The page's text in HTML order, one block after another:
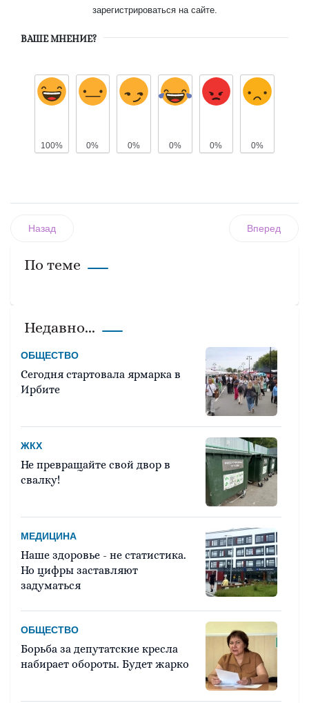
зарегистрироваться на сайте.
ВАШЕ МНЕНИЕ?
100% 0% 0% 0% 0% 0%
Назад Вперед
По теме
Недавно...
ОБЩЕСТВО
Сегодня стартовала ярмарка в
Ирбите
ЖКХ
Не превращайте свой двор в
свалку!
МЕДИЦИНА
Наше здоровье - не статистика.
Но цифры заставляют
задуматься
ОБЩЕСТВО
Борьба за депутатские кресла
набирает обороты. Будет жарко